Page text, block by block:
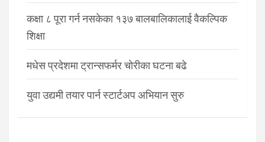
कक्षा ८ पूरा गर्न नसकेका १३७ बालबालिकालाई वैकल्पिक
शिक्षा
मधेस प्रदेशमा ट्रान्सफर्मर चोरीका घटना बढे
युवा उद्यमी तयार पार्न स्टार्टअप अभियान सुरु